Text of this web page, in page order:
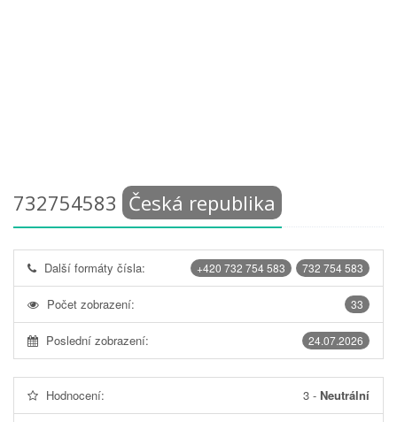
732754583 Česká republika
732 754 583
+420 732 754 583
Další formáty čísla:
33
Počet zobrazení:
24.07.2026
Poslední zobrazení:
Hodnocení: 3 - Neutrální